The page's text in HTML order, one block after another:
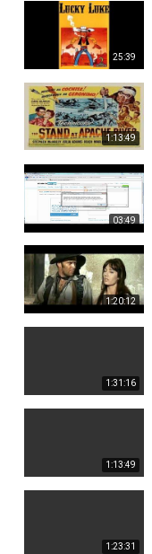
25:39
1:13:49
03:49
1:20:12
1:31:16
1:13:49
1:23:31